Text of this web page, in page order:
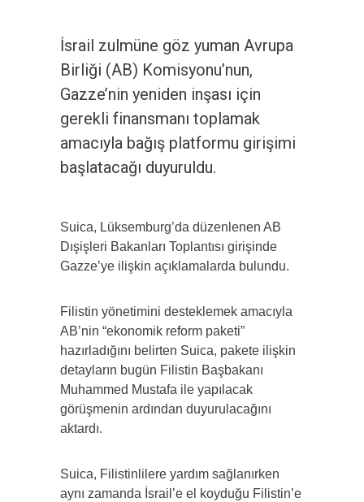
İsrail zulmüne göz yuman Avrupa
Birliği (AB) Komisyonu’nun,
Gazze’nin yeniden inşası için
gerekli finansmanı toplamak
amacıyla bağış platformu girişimi
başlatacağı duyuruldu.
Suica, Lüksemburg’da düzenlenen AB
Dışişleri Bakanları Toplantısı girişinde
Gazze’ye ilişkin açıklamalarda bulundu.
Filistin yönetimini desteklemek amacıyla
AB’nin “ekonomik reform paketi”
hazırladığını belirten Suica, pakete ilişkin
detayların bugün Filistin Başbakanı
Muhammed Mustafa ile yapılacak
görüşmenin ardından duyurulacağını
aktardı.
Suica, Filistinlilere yardım sağlanırken
aynı zamanda İsrail’e el koyduğu Filistin’e